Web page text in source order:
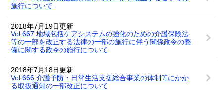
施行について
2018年7月19日更新
Vol.667 地域包括ケアシステムの強化のための介護保険法
等の一部を改正する法律の一部の施行に伴う関係政令の整
備に関する政令の施行について
2018年7月18日更新
Vol.666 介護予防・日常生活支援総合事業の体制等にかか
る取扱通知の一部改正について